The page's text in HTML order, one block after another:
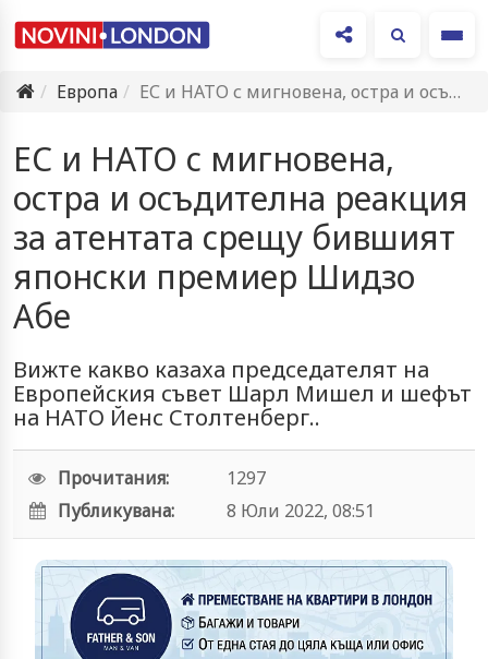
Европа
ЕС и НАТО с мигновена, остра и осъдителна реакция за…
ЕС и НАТО с мигновена,
остра и осъдителна реакция
за атентата срещу бившият
японски премиер Шидзо
Абе
Вижте какво казаха председателят на
Европейския съвет Шарл Мишел и шефът
на НАТО Йенс Столтенберг..
Прочитания:
1297
Публикувана:
8 Юли 2022, 08:51